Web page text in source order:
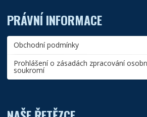
PRÁVNÍ INFORMACE
Obchodní podmínky
Prohlášení o zásadách zpracování
soukromí